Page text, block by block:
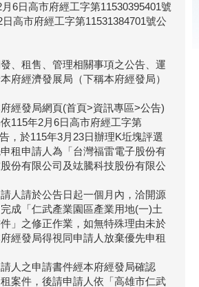
6日高市府經工字第11530395401號
高市府經工字第11531384701號公
、租售、管理相關事項之公告、運
府經濟發展局（下稱本府經發局）
經發局網頁(首頁>資訊專區>公告)
115年2月6日高市府經工字第
，於115年3月23日辦理K坵塊評選
租申請人為「台灣福雷電子股份有
份有限公司及竑騰科技股份有限公
人請於公告日起一個月內，洽開源
成「仁武產業園區產業用地(一)土
」之修正作業，如無特殊理由未於
經發局得視同申請人放棄優先申租
人之申請書件經本府經發局確認
案件，後請申請人依「高雄市仁武